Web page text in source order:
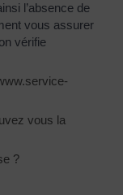
l’absence de
vous assurer
vérifie
vous la
?